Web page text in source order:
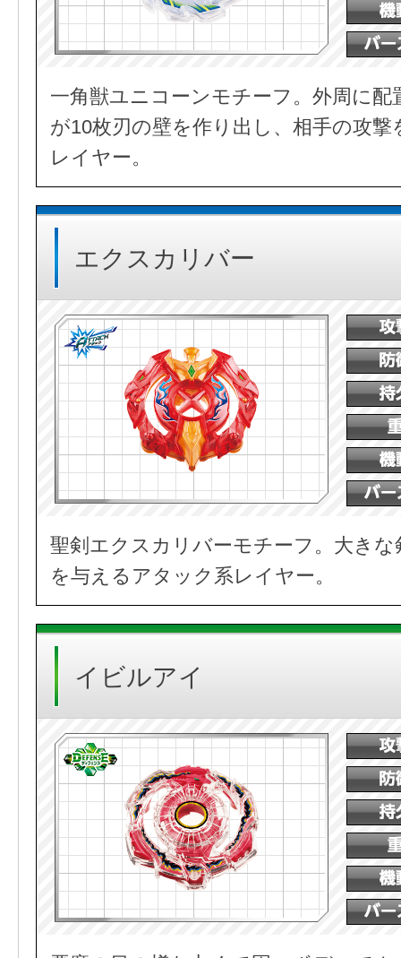
一角獣ユニコーンモチーフ。外周に
が10枚刃の壁を作り出し、相手の攻
レイヤー。
エクスカリバー
聖剣エクスカリバーモチーフ。大き
を与えるアタック系レイヤー。
イビルアイ